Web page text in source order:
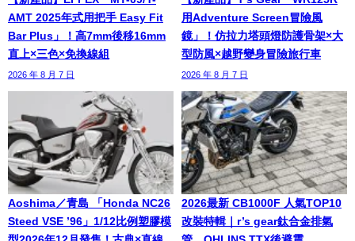
AMT 2025年式用把手 Easy Fit
Bar Plus」！高7mm後移16mm
直上×三色×免換線組
2026 年 8 月 7 日
用Adventure Screen冒險風
鏡」！仿拉力塔頭燈防護骨架×大
型防風×越野變身冒險旅行車
2026 年 8 月 7 日
Aoshima／青島 「Honda NC26
Steed VSE ’96」1/12比例塑膠模
2026最新 CB1000F 人氣TOP10
改裝特輯｜r’s gear鈦合金排氣